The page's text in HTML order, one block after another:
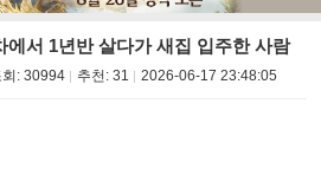
에서 1년반 살다가 새집 입주한 사람
회: 30994 추천: 31 2026-06-17 23:48:05